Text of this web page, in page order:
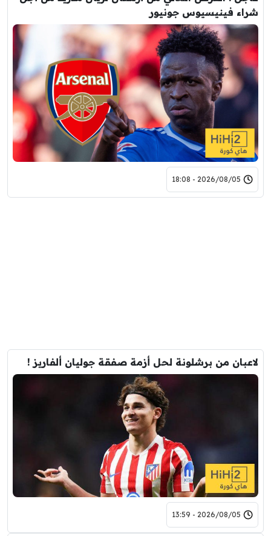
شراء فينيسيوس جونيور
2026/08/05 - 18:08
لاعبان من برشلونة لحل أزمة صفقة جوليان ألفاريز !
2026/08/05 - 13:59